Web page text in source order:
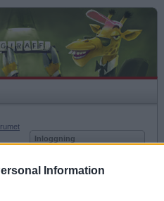
Information
»
Inloggning